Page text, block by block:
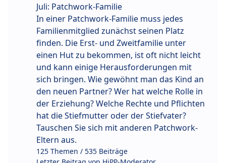
Juli: Patchwork-Familie
In einer Patchwork-Familie muss jedes
Familienmitglied zunächst seinen Platz
finden. Die Erst- und Zweitfamilie unter
einen Hut zu bekommen, ist oft nicht leicht
und kann einige Herausforderungen mit
sich bringen. Wie gewöhnt man das Kind an
den neuen Partner? Wer hat welche Rolle in
der Erziehung? Welche Rechte und Pflichten
hat die Stiefmutter oder der Stiefvater?
Tauschen Sie sich mit anderen Patchwork-
Eltern aus.
125 Themen / 535 Beiträge